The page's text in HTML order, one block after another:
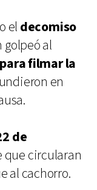
el decomiso
golpeó al
filmar la
en
de
que circularan
al cachorro.